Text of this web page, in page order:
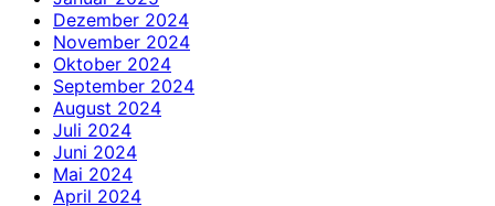
Dezember 2024
November 2024
Oktober 2024
September 2024
August 2024
Juli 2024
Juni 2024
Mai 2024
April 2024